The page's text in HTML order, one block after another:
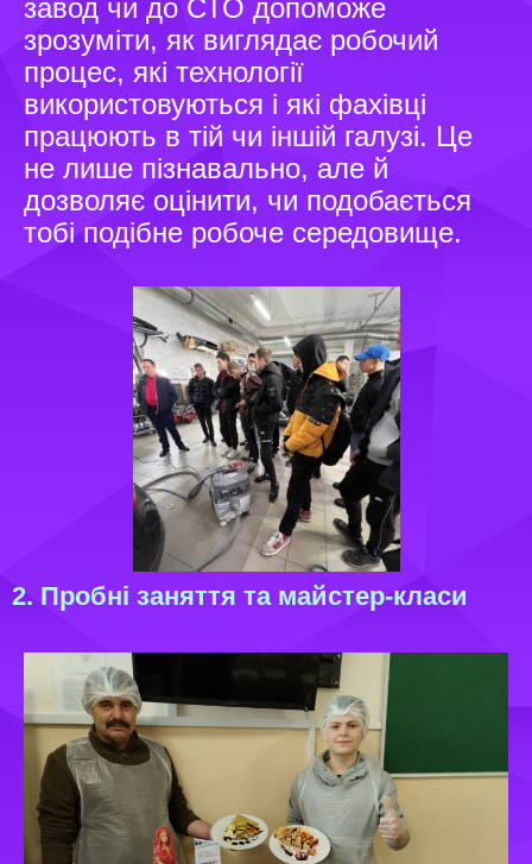
завод чи до СТО допоможе
зрозуміти, як виглядає робочий
процес, які технології
використовуються і які фахівці
працюють в тій чи іншій галузі. Це
не лише пізнавально, але й
дозволяє оцінити, чи подобається
тобі подібне робоче середовище.
2. Пробні заняття та майстер-класи